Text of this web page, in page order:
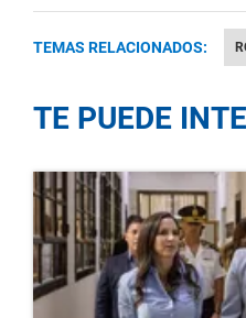
TEMAS RELACIONADOS:
TE PUEDE